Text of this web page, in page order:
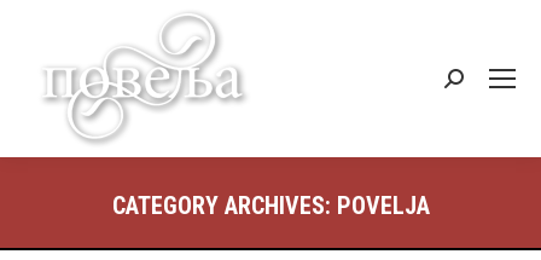
Search:
CATEGORY ARCHIVES: POVELJA